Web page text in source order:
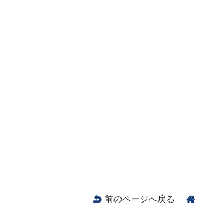
前のページへ戻る